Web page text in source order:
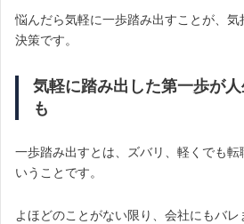
悩んだら気軽に一歩踏み出すことが、
決策です。
気軽に踏み出した第一歩が
も
一歩踏み出すとは、ズバリ、軽くでも転
いうことです。
よほどのことがない限り、会社にもバ